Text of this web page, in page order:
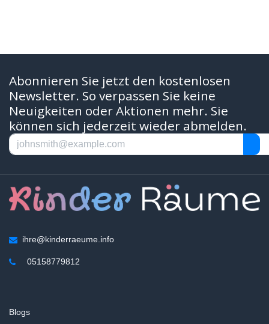
Abonnieren Sie jetzt den kostenlosen
Newsletter. So verpassen Sie keine
Neuigkeiten oder Aktionen mehr. Sie
können sich jederzeit wieder abmelden.
ihre@kinderraeume.info
05158779812
Blogs